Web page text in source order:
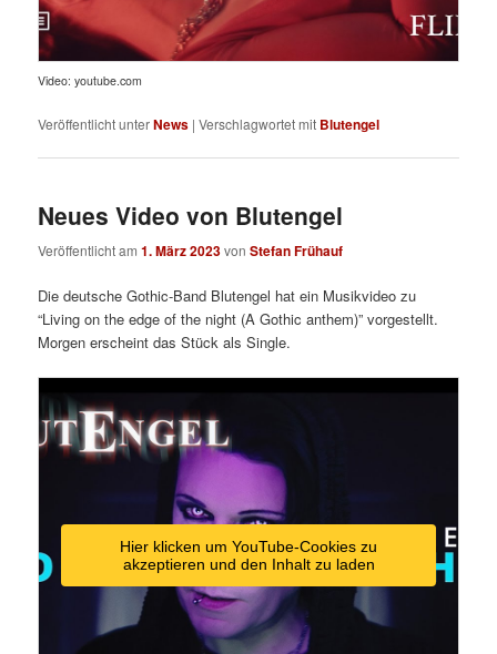
Video: youtube.com
Veröffentlicht unterNews |Verschlagwortet mit Blutengel
Neues Video von Blutengel
Veröffentlicht am1. März 2023vonStefan Frühauf
Die deutsche Gothic-Band Blutengel hat ein Musikvideo zu
“Living on the edge of the night (A Gothic anthem)” vorgestellt.
Morgen erscheint das Stück als Single.
Hier klicken um YouTube-Cookies zu
akzeptieren und den Inhalt zu laden